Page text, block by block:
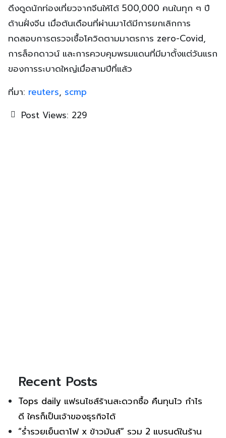
ดึงดูดนักท่องเที่ยวจากจีนให้ได้ 500,000 คนในทุก ๆ ปี
ด้านฝั่งจีน เมื่อต้นเดือนที่ผ่านมาได้มีการยกเลิกการ
ทดสอบการตรวจเชื้อโควิดตามมาตรการ zero-Covid,
การล็อกดาวน์ และการควบคุมพรมแดนที่มีมาตั้งแต่วันแรก
ของการระบาดใหญ่เมื่อสามปีที่แล้ว
ที่มา: reuters, scmp
Post Views: 229
Recent Posts
Tops daily แฟรนไชส์ร้านสะดวกซื้อ คืนทุนไว กำไร
ดี ใครก็เป็นเจ้าของธุรกิจได้
“ร่ำรวยเย็นตาโฟ x ข้าวมันส์” รวม 2 แบรนด์ในร้าน